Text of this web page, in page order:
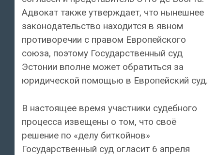
Адвокат также утверждает, что нынешнее
законодательство находится в явном
противоречии с правом Европейского
союза, поэтому Государственный суд
Эстонии вполне может обратиться за
юридической помощью в Европейский суд.
В настоящее время участники судебного
процесса извещены о том, что своё
решение по «делу биткойнов»
Государственный суд огласит 6 апреля